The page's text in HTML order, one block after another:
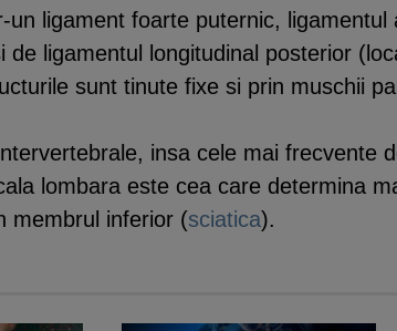
ligament foarte puternic,
ligamentul longitudinal posterior
sunt tinute fixe si prin muschii
insa cele mai frecvente
lombara este cea care determina
membrul inferior (sciatica).